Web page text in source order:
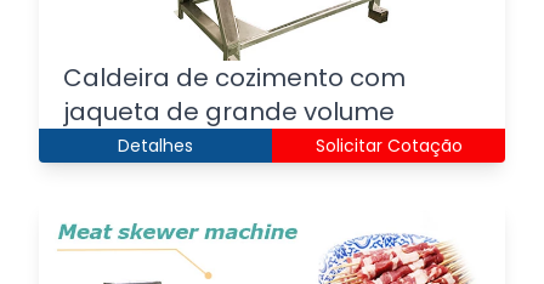
Caldeira de cozimento com
jaqueta de grande volume
Detalhes Solicitar Cotação